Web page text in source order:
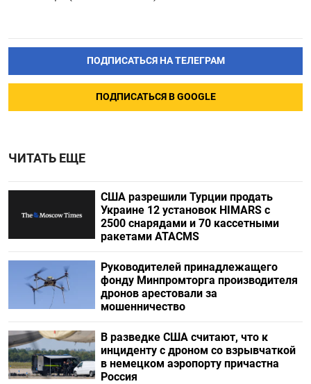
ПОДПИСАТЬСЯ НА ТЕЛЕГРАМ
ПОДПИСАТЬСЯ В GOOGLE
ЧИТАТЬ ЕЩЕ
США разрешили Турции продать
Украине 12 установок HIMARS с
2500 снарядами и 70 кассетными
ракетами ATACMS
Руководителей принадлежащего
фонду Минпромторга производителя
дронов арестовали за
мошенничество
В разведке США считают, что к
инциденту с дроном со взрывчаткой
в немецком аэропорту причастна
Россия